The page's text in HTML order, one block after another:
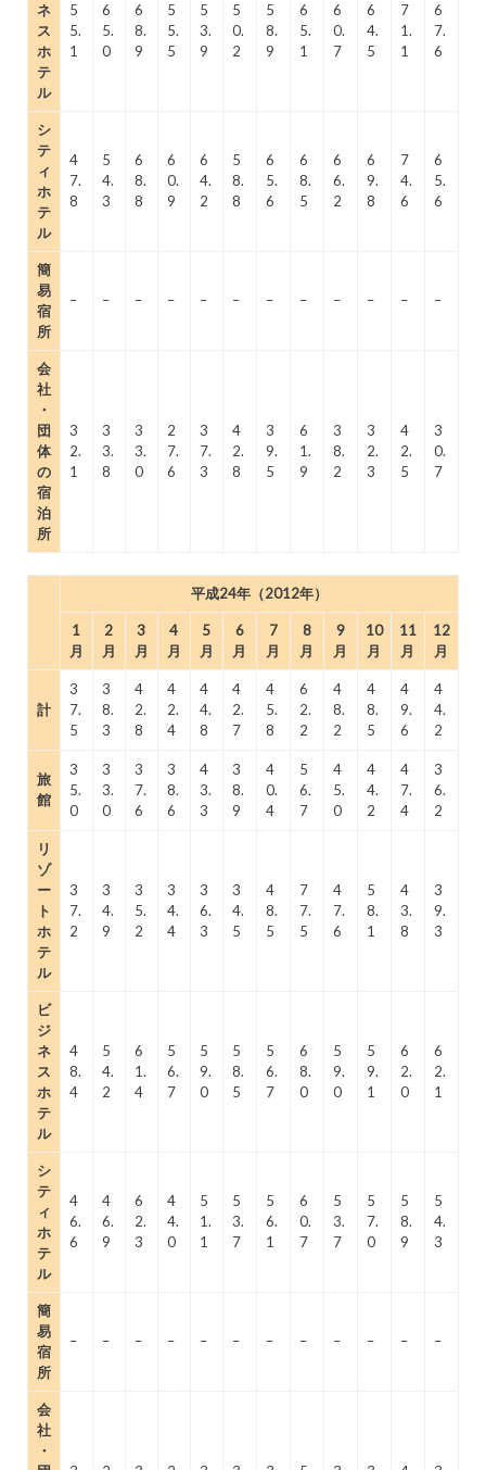
ネ
ス
ホ
テ
ル
5
5.
1
6
5.
0
6
8.
9
5
5.
5
5
3.
9
5
0.
2
5
8.
9
6
5.
1
6
0.
7
6
4.
5
7
1.
1
6
7.
6
シ
テ
ィ
ホ
テ
ル
4
7.
8
5
4.
3
6
8.
8
6
0.
9
6
4.
2
5
8.
8
6
5.
6
6
8.
5
6
6.
2
6
9.
8
7
4.
6
6
5.
6
簡
易
宿
所
– – – – – – – – – – – –
会
社
・
団
体
の
宿
泊
所
3
2.
1
3
3.
8
3
3.
0
2
7.
6
3
7.
3
4
2.
8
3
9.
5
6
1.
9
3
8.
2
3
2.
3
4
2.
5
3
0.
7
平成24年（2012年）
1
月
2
月
3
月
4
月
5
月
6
月
7
月
8
月
9
月
10
月
11
月
12
月
計
3
7.
5
3
8.
3
4
2.
8
4
2.
4
4
4.
8
4
2.
7
4
5.
8
6
2.
2
4
8.
2
4
8.
5
4
9.
6
4
4.
2
旅
館
3
5.
0
3
3.
0
3
7.
6
3
8.
6
4
3.
3
3
8.
9
4
0.
4
5
6.
7
4
5.
0
4
4.
2
4
7.
4
3
6.
2
リ
ゾ
ー
ト
ホ
テ
ル
3
7.
2
3
4.
9
3
5.
2
3
4.
4
3
6.
3
3
4.
5
4
8.
5
7
7.
5
4
7.
6
5
8.
1
4
3.
8
3
9.
3
ビ
ジ
ネ
ス
ホ
テ
ル
4
8.
4
5
4.
2
6
1.
4
5
6.
7
5
9.
0
5
8.
5
5
6.
7
6
8.
0
5
9.
0
5
9.
1
6
2.
0
6
2.
1
シ
テ
ィ
ホ
テ
ル
4
6.
6
4
6.
9
6
2.
3
4
4.
0
5
1.
1
5
3.
7
5
6.
1
6
0.
7
5
3.
7
5
7.
0
5
8.
9
5
4.
3
簡
易
宿
所
– – – – – – – – – – – –
会
社
・